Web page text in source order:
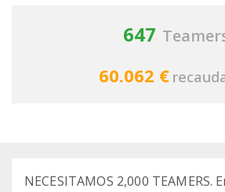
647
60.062 €
NECESITAMOS 2,000 TEAMERS.